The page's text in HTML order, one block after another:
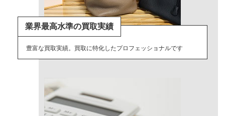
業界最高水準の買取実績
豊富な買取実績。買取に特化したプロフェッショナルです